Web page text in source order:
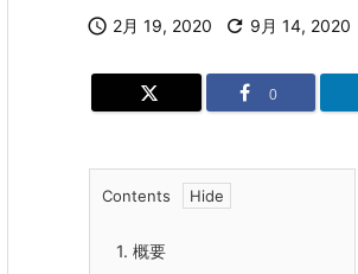
 2月 19, 2020  9月 14, 2020
0
Contents
1. 概要